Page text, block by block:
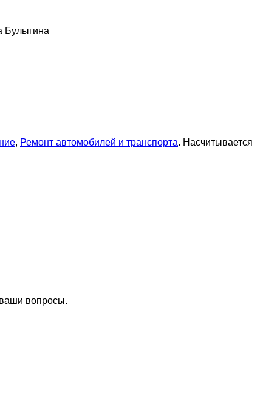
Булыгина
, Ремонт автомобилей и транспорта. Насчитывается
вопросы.